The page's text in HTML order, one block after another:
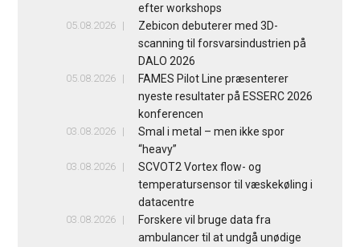
efter workshops
05.08.2026
Zebicon debuterer med 3D-
scanning til forsvarsindustrien på
DALO 2026
05.08.2026
FAMES Pilot Line præsenterer
nyeste resultater på ESSERC 2026
konferencen
03.08.2026
Smal i metal – men ikke spor
“heavy”
03.08.2026
SCVOT2 Vortex flow- og
temperatursensor til væskekøling i
datacentre
03.08.2026
Forskere vil bruge data fra
ambulancer til at undgå unødige